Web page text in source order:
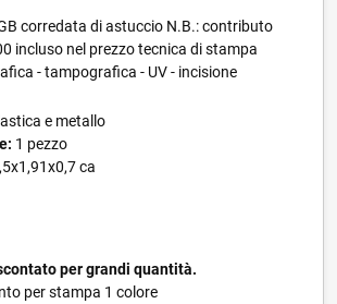
corredata di astuccio N.B.: contributo
incluso nel prezzo tecnica di stampa
- tampografica - UV - incisione
e metallo
1 pezzo
ca
per grandi quantità.
per stampa 1 colore